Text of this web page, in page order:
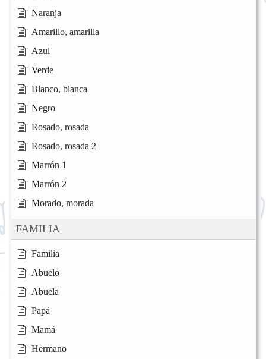
Naranja
Amarillo, amarilla
Azul
Verde
Blanco, blanca
Negro
Rosado, rosada
Rosado, rosada 2
Marrón 1
Marrón 2
Morado, morada
FAMILIA
Familia
Abuelo
Abuela
Papá
Mamá
Hermano